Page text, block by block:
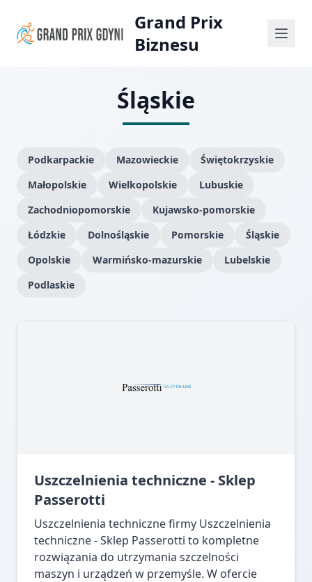
Grand Prix
Biznesu
Śląskie
Podkarpackie Mazowieckie
Świętokrzyskie
Małopolskie
Wielkopolskie
Lubuskie
Zachodniopomorskie
Kujawsko-pomorskie
Łódzkie
Dolnośląskie Pomorskie
Śląskie
Opolskie
Warmińsko-mazurskie
Lubelskie
Podlaskie
Uszczelnienia techniczne - Sklep
Passerotti
Uszczelnienia techniczne firmy Uszczelnienia
techniczne - Sklep Passerotti to kompletne
rozwiązania do utrzymania szczelności
maszyn i urządzeń w przemyśle. W ofercie